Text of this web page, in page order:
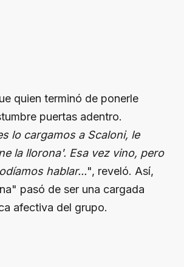
quien terminó de ponerle
puertas adentro.
lo cargamos a Scaloni, le
la llorona'. Esa vez vino, pero
hablar...", reveló. Así,
pasó de ser una cargada
afectiva del grupo.